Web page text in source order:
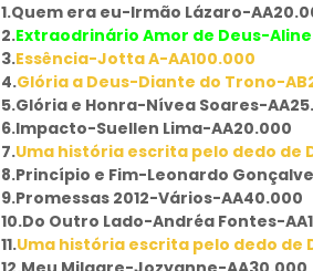
1.Quem era eu-Irmão Lázaro-
2.Extraodrinário Amor de Deus-
3.Essência-Jotta A-AA100.000
4.Glória a Deus-Diante do Trono-
5.Glória e Honra-Nívea Soares-
6.Impacto-Suellen Lima-AA20.000
7.Uma história escrita pelo dedo de
8.Princípio e Fim-Leonardo
9.Promessas 2012-Vários-AA40.000
10.Do Outro Lado-Andréa Fontes-
11.Uma história escrita pelo dedo de